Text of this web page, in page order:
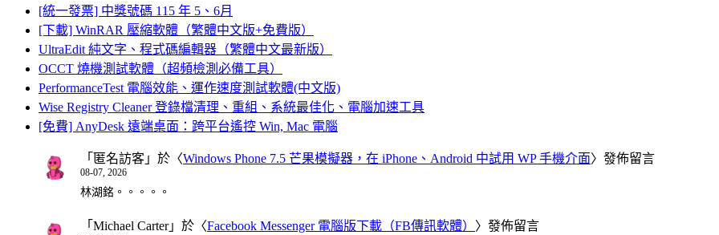
[統一發票] 中獎號碼 115 年 5、6月
[下載] WinRAR 壓縮軟體（繁體中文版+免費版）
UltraEdit 純文字、程式碼編輯器（繁體中文最新版）
OCCT 燒機測試軟體（超頻檢測必備工具）
PerformanceTest 電腦效能、運作速度測試軟體(中文版)
Wise Registry Cleaner 登錄檔清理、重組、系統最佳化、電腦加速工具
[免費] AnyDesk 遠端桌面：跨平台遙控 Win, Mac 電腦
「 匿名訪客 」於〈Windows Phone 7.5 芒果模擬器，在 iPhone、Android 中試用 WP 手機介面〉發佈留言
08-07, 2026
林湖銘。。。。。
「 Michael Carter」於〈Facebook Messenger 電腦版下載（FB傳訊軟體） 〉發佈留言